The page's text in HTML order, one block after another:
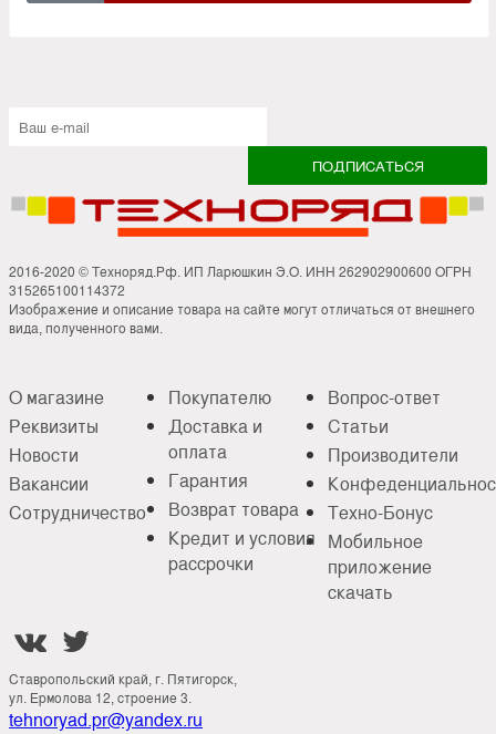
2016-2020 © Техноряд.Рф. ИП Ларюшкин Э.О. ИНН 262902900600 ОГРН
315265100114372
Изображение и описание товара на сайте могут отличаться от внешнего
вида, полученного вами.
О магазине
Реквизиты
Новости
Вакансии
Сотрудничество
Покупателю
Доставка и
оплата
Гарантия
Возврат товара
Кредит и условия
рассрочки
Вопрос-ответ
Статьи
Производители
Техно-Бонус
Мобильное
приложение
скачать
 
Ставропольский край, г. Пятигорск,
ул. Ермолова 12, строение 3.
tehnoryad.pr@yandex.ru